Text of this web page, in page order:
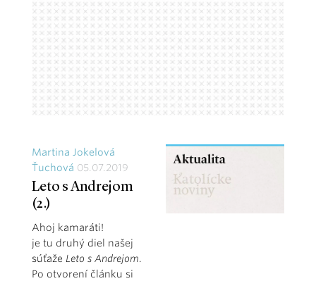
Martina Jokelová
Ťuchová 05.07.2019
Leto s Andrejom
(2.)
Ahoj kamaráti!
je tu druhý diel našej
súťaže Leto s Andrejom.
Po otvorení článku si